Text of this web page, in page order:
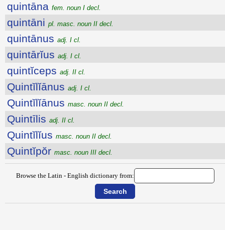
quintāna fem. noun I decl.
quintāni pl. masc. noun II decl.
quintānus adj. I cl.
quintārĭus adj. I cl.
quintĭceps adj. II cl.
Quintĭlĭānus adj. I cl.
Quintĭlĭānus masc. noun II decl.
Quintīlis adj. II cl.
Quintĭlĭus masc. noun II decl.
Quintĭpŏr masc. noun III decl.
Browse the Latin - English dictionary from: